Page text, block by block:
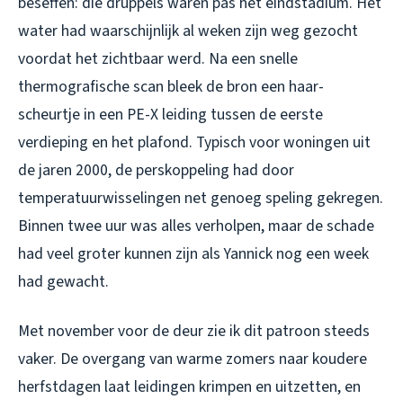
water had waarschijnlijk al weken zijn weg gezocht
voordat het zichtbaar werd. Na een snelle
thermografische scan bleek de bron een haar-
scheurtje in een PE-X leiding tussen de eerste
verdieping en het plafond. Typisch voor woningen uit
de jaren 2000, de perskoppeling had door
temperatuurwisselingen net genoeg speling gekregen.
Binnen twee uur was alles verholpen, maar de schade
had veel groter kunnen zijn als Yannick nog een week
had gewacht.
Met november voor de deur zie ik dit patroon steeds
vaker. De overgang van warme zomers naar koudere
herfstdagen laat leidingen krimpen en uitzetten, en